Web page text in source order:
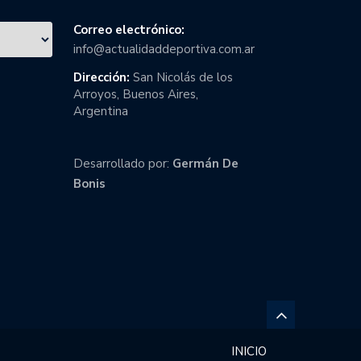
Correo electrónico:
info@actualidaddeportiva.com.ar
Dirección: San Nicolás de los
Arroyos, Buenos Aires,
Argentina
Desarrollado por: Germán De
Bonis
INICIO